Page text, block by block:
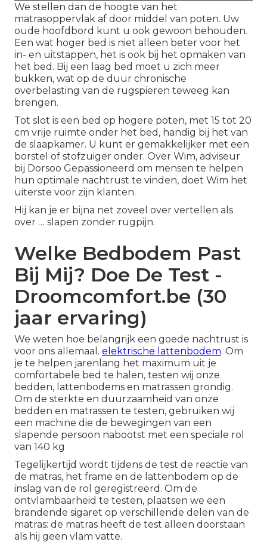
We stellen dan de hoogte van het
matrasoppervlak af door middel van poten. Uw
oude hoofdbord kunt u ook gewoon behouden.
Een wat hoger bed is niet alleen beter voor het
in- en uitstappen, het is ook bij het opmaken van
het bed. Bij een laag bed moet u zich meer
bukken, wat op de duur chronische
overbelasting van de rugspieren teweeg kan
brengen.
Tot slot is een bed op hogere poten, met 15 tot 20
cm vrije ruimte onder het bed, handig bij het van
de slaapkamer. U kunt er gemakkelijker met een
borstel of stofzuiger onder. Over Wim, adviseur
bij Dorsoo Gepassioneerd om mensen te helpen
hun optimale nachtrust te vinden, doet Wim het
uiterste voor zijn klanten.
Hij kan je er bijna net zoveel over vertellen als
over … slapen zonder rugpijn.
Welke Bedbodem Past
Bij Mij? Doe De Test -
Droomcomfort.be (30
jaar ervaring)
We weten hoe belangrijk een goede nachtrust is
voor ons allemaal. elektrische lattenbodem. Om
je te helpen jarenlang het maximum uit je
comfortabele bed te halen, testen wij onze
bedden, lattenbodems en matrassen grondig.
Om de sterkte en duurzaamheid van onze
bedden en matrassen te testen, gebruiken wij
een machine die de bewegingen van een
slapende persoon nabootst met een speciale rol
van 140 kg
Tegelijkertijd wordt tijdens de test de reactie van
de matras, het frame en de lattenbodem op de
inslag van de rol geregistreerd. Om de
ontvlambaarheid te testen, plaatsen we een
brandende sigaret op verschillende delen van de
matras: de matras heeft de test alleen doorstaan
als hij geen vlam vatte.